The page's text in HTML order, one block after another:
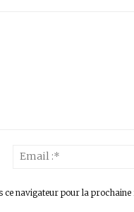
navigateur pour la prochaine